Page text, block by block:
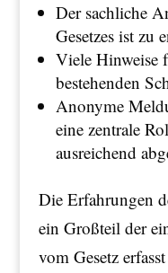
Der sachliche
Gesetzes ist zu
Viele Hinweise
bestehenden
Anonyme
eine zentrale
ausreichend
Die Erfahrungen
ein Großteil der
vom Gesetz